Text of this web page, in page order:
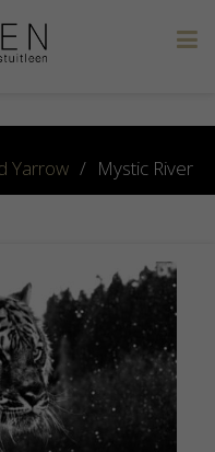
Yarrow / Mystic River